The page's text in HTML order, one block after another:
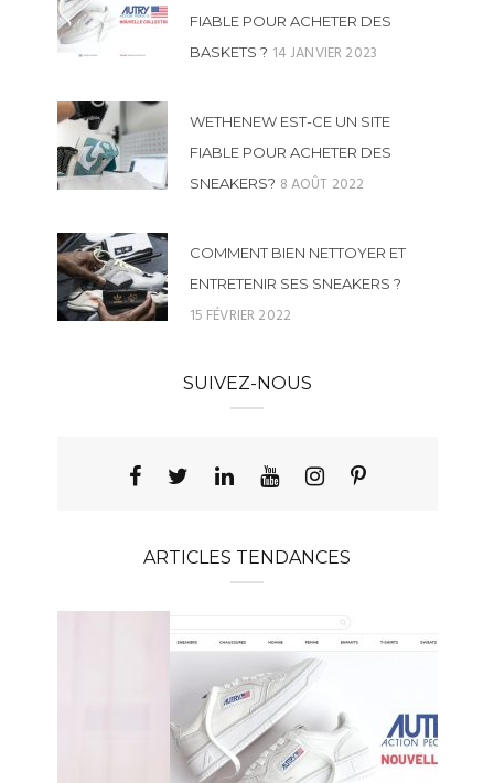
FIABLE POUR ACHETER DES
BASKETS ? 14 JANVIER 2023
WETHENEW EST-CE UN SITE
FIABLE POUR ACHETER DES
SNEAKERS? 8 AOÛT 2022
COMMENT BIEN NETTOYER ET
ENTRETENIR SES SNEAKERS ?
15 FÉVRIER 2022
SUIVEZ-NOUS
ARTICLES TENDANCES